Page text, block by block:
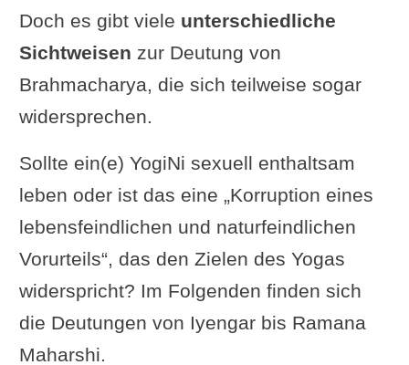
Doch es gibt viele unterschiedliche
Sichtweisen zur Deutung von
Brahmacharya, die sich teilweise sogar
widersprechen.
Sollte ein(e) YogiNi sexuell enthaltsam
leben oder ist das eine „Korruption eines
lebensfeindlichen und naturfeindlichen
Vorurteils“, das den Zielen des Yogas
widerspricht? Im Folgenden finden sich
die Deutungen von Iyengar bis Ramana
Maharshi.